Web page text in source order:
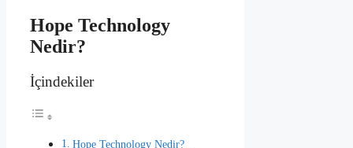
Hope Technology
Nedir?
İçindekiler
Hope Technology Nedir?